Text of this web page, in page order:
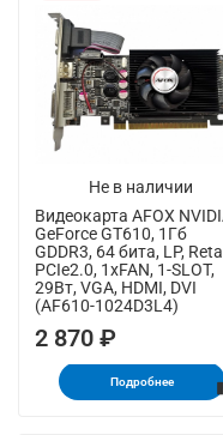
Не в наличии
Видеокарта AFOX
GeForce GT610, 1Гб
GDDR3, 64 бита, LP,
PCIe2.0, 1xFAN, 1-SLOT,
29Вт, VGA, HDMI, DVI
(AF610-1024D3L4)
2 870 ₽
Подробнее